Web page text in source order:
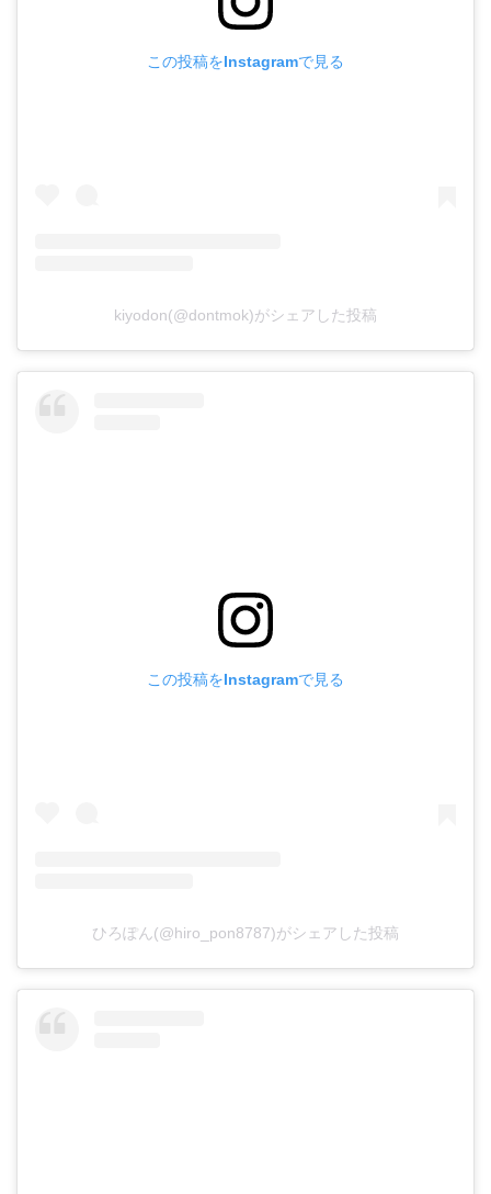
この投稿をInstagramで見る
kiyodon(@dontmok)がシェアした投稿
この投稿をInstagramで見る
ひろぽん(@hiro_pon8787)がシェアした投稿